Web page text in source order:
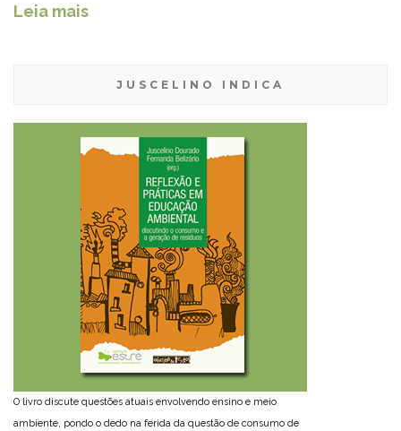
Leia mais
JUSCELINO INDICA
O livro discute questões atuais envolvendo ensino e meio
ambiente, pondo o dedo na ferida da questão de consumo de